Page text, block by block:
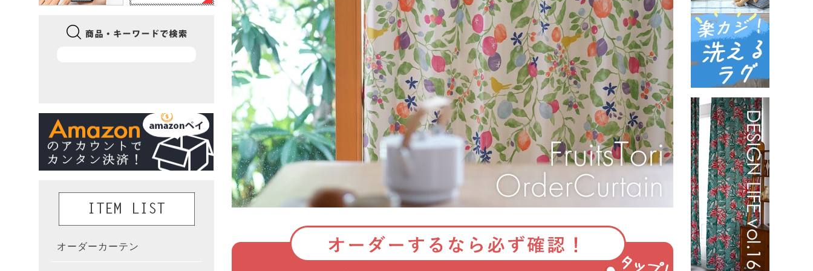
オーダーカーテン かんたん！オーダー注文へ